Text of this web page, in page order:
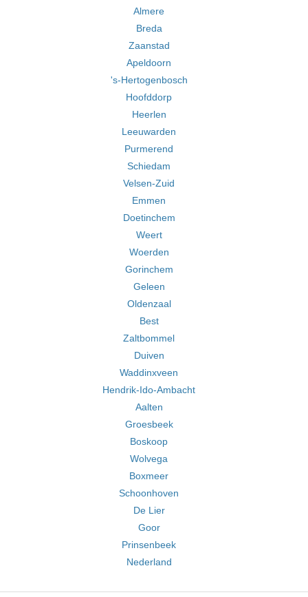
Almere
Breda
Zaanstad
Apeldoorn
's-Hertogenbosch
Hoofddorp
Heerlen
Leeuwarden
Purmerend
Schiedam
Velsen-Zuid
Emmen
Doetinchem
Weert
Woerden
Gorinchem
Geleen
Oldenzaal
Best
Zaltbommel
Duiven
Waddinxveen
Hendrik-Ido-Ambacht
Aalten
Groesbeek
Boskoop
Wolvega
Boxmeer
Schoonhoven
De Lier
Goor
Prinsenbeek
Nederland